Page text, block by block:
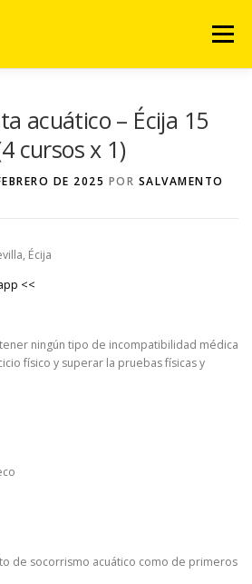
Menú
acuático – Écija 15
cursos x 1)
DE 2025 POR SALVAMENTO
Écija
<<
ningún tipo de incompatibilidad médica
físico y superar la pruebas físicas y
de socorrismo acuático como de primeros